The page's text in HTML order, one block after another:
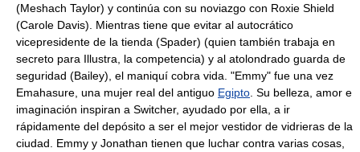
(Meshach Taylor) y continúa con su noviazgo con Roxie Shield
(Carole Davis). Mientras tiene que evitar al autocrático
vicepresidente de la tienda (Spader) (quien también trabaja en
secreto para Illustra, la competencia) y al atolondrado guarda de
seguridad (Bailey), el maniquí cobra vida. "Emmy" fue una vez
Emahasure, una mujer real del antiguo Egipto . Su belleza, amor e
imaginación inspiran a Switcher, ayudado por ella, a ir
rápidamente del depósito a ser el mejor vestidor de vidrieras de la
ciudad. Emmy y Jonathan tienen que luchar contra varias cosas,